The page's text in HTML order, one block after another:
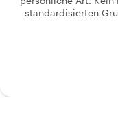
standardisierten